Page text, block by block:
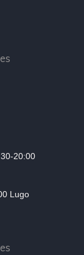
20:00
Lugo